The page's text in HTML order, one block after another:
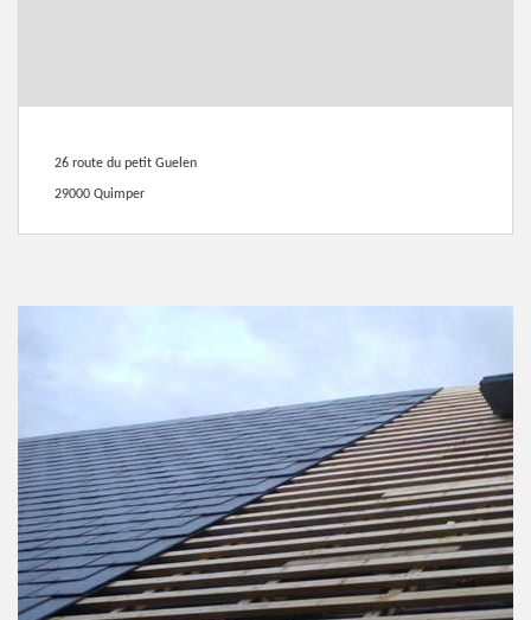
26 route du petit Guelen
29000 Quimper